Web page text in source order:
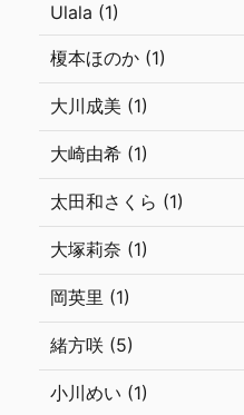
Ulala (1)
榎本ほのか (1)
大川成美 (1)
大崎由希 (1)
太田和さくら (1)
大塚莉奈 (1)
岡英里 (1)
緒方咲 (5)
小川めい (1)